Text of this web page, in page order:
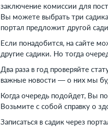
заключение комиссии для
Вы можете выбрать три
портал предложит другой
Если понадобится, на сайте
другие садики. Но тогда
Два раза в год проверяйте
важные новости — о них мы
Когда очередь подойдет, Вы
Возьмите с собой справку о
Записаться в садик через